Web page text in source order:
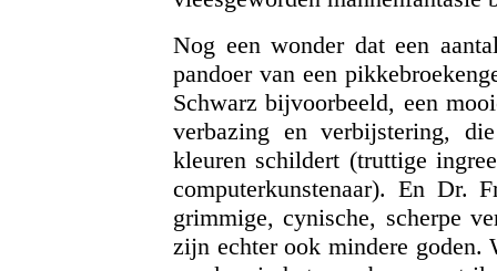
Nog een wonder dat een
pandoer van een
Schwarz bijvoorbeeld, een
verbazing en verbijstering,
kleuren schildert (truttige
computerkunstenaar). En Dr.
grimmige, cynische, scherpe
zijn echter ook mindere goden.